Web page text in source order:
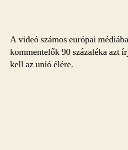
A videó számos európai
kommentelők 90 százaléka azt
kell az unió élére.